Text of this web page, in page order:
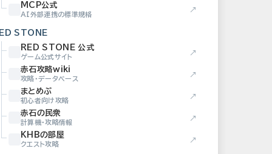
MCP公式
AI外部連携の標準規格
↗
STONE
RED STONE 公式
ゲーム公式サイト
↗
赤石攻略wiki
攻略・データベース
↗
まとめぶ
初心者向け攻略
↗
赤石の民衆
計算機・攻略情報
↗
KHBの部屋
クエスト攻略
↗